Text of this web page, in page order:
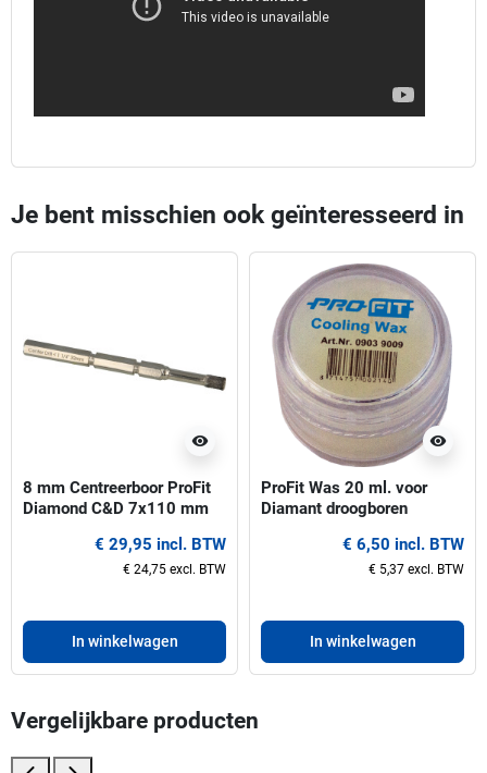
Je bent misschien ook geïnteresseerd in
visibility
8 mm Centreerboor ProFit
Diamond C&D 7x110 mm
€ 29,95 incl. BTW
€ 24,75 excl. BTW
In winkelwagen
visibility
ProFit Was 20 ml. voor
Diamant droogboren
€ 6,50 incl. BTW
€ 5,37 excl. BTW
In winkelwagen
Vergelijkbare producten